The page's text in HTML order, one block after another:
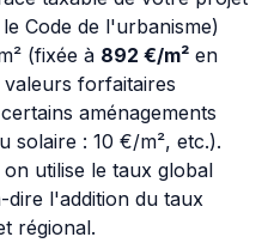
Code de l'urbanisme)
(fixée à 892 €/m² en
forfaitaires
aménagements
solaire : 10 €/m², etc.).
on utilise le taux global
l'addition du taux
régional.